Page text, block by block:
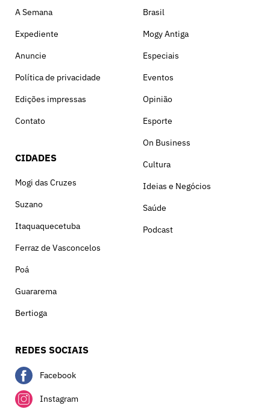
A Semana
Expediente
Anuncie
Política de privacidade
Edições impressas
Contato
CIDADES
Mogi das Cruzes
Suzano
Itaquaquecetuba
Ferraz de Vasconcelos
Poá
Guararema
Bertioga
Brasil
Mogy Antiga
Especiais
Eventos
Opinião
Esporte
On Business
Cultura
Ideias e Negócios
Saúde
Podcast
REDES SOCIAIS
Facebook
Instagram